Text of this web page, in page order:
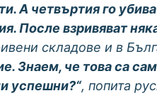
А четвъртия го
После взривяват
складове и в
Знаем, че това са
успешни?“, попита